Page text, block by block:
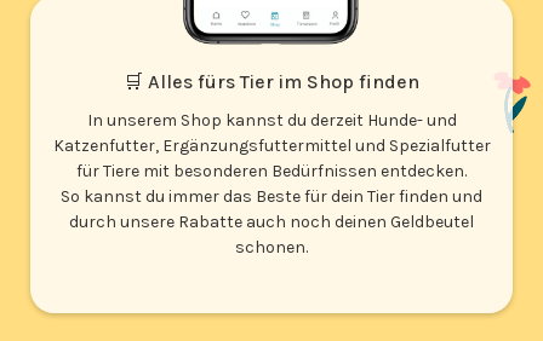
🛒 Alles fürs Tier im Shop finden
In unserem Shop kannst du derzeit Hunde- und
Katzenfutter, Ergänzungsfuttermittel und Spezialfutter
für Tiere mit besonderen Bedürfnissen entdecken.
So kannst du immer das Beste für dein Tier finden und
durch unsere Rabatte auch noch deinen Geldbeutel
schonen.